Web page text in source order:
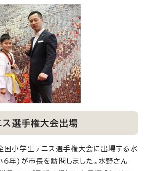
選手権大会出場
小学生テニス選手権大会に出場する水
年)が市長を訪問しました。水野さん